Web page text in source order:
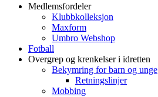
Medlemsfordeler
Klubbkolleksjon
Maxform
Umbro Webshop
Fotball
Overgrep og krenkelser i idretten
Bekymring for barn og unge
Retningslinjer
Mobbing